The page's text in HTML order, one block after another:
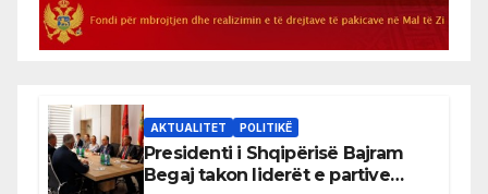
AKTUALITET POLITIKË
Presidenti i Shqipërisë Bajram
Begaj takon liderët e partive